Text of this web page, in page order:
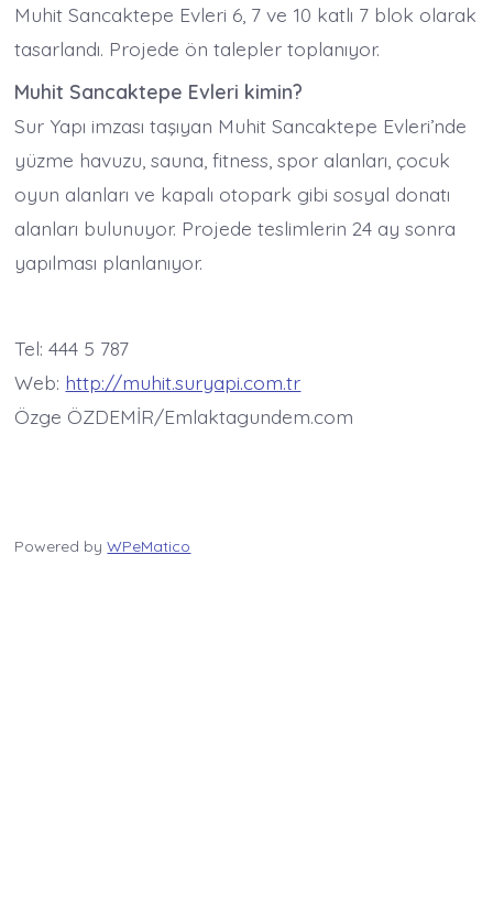
Muhit Sancaktepe Evleri 6, 7 ve 10 katlı 7 blok olarak
tasarlandı. Projede ön talepler toplanıyor.
Muhit Sancaktepe Evleri kimin?
Sur Yapı imzası taşıyan Muhit Sancaktepe Evleri’nde
yüzme havuzu, sauna, fitness, spor alanları, çocuk
oyun alanları ve kapalı otopark gibi sosyal donatı
alanları bulunuyor. Projede teslimlerin 24 ay sonra
yapılması planlanıyor.
Tel: 444 5 787
Web: http://muhit.suryapi.com.tr
Özge ÖZDEMİR/Emlaktagundem.com
Powered byWPeMatico